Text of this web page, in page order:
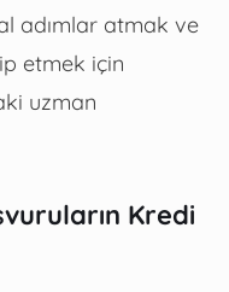
adımlar atmak ve
etmek için
uzman
Kredi